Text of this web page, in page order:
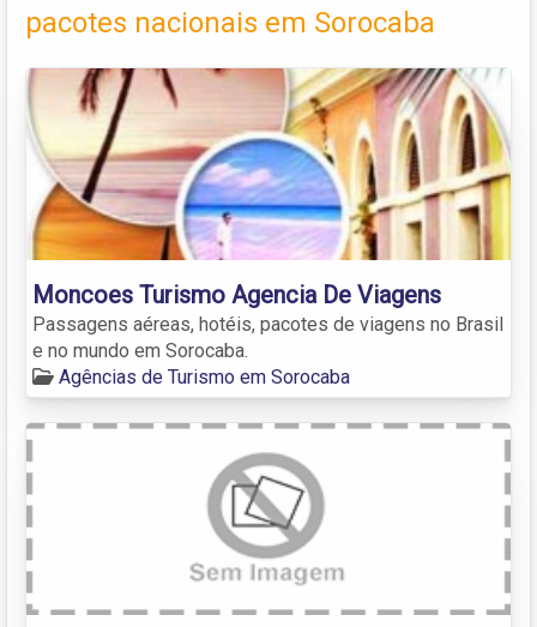
pacotes nacionais em Sorocaba
Moncoes Turismo Agencia De Viagens
Passagens aéreas, hotéis, pacotes de viagens no Brasil
e no mundo em Sorocaba.
Agências de Turismo em Sorocaba